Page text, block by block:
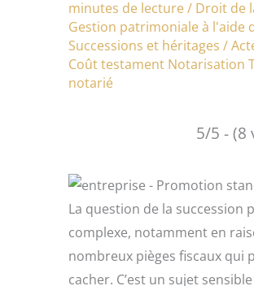
minutes de lecture/ Droit de
Gestion patrimoniale à l'aide
Successions et héritages /
Coût testament Notarisation
notarié
5/5 - (8
La question de la succession
complexe, notamment en
nombreux pièges fiscaux qui
cacher. C’est un sujet